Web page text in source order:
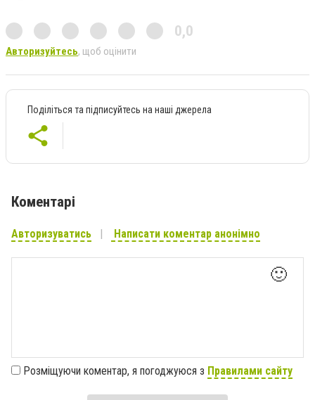
0,0
Авторизуйтесь, щоб оцінити
Поділіться та підписуйтесь на наші джерела
Коментарі
Авторизуватись Написати коментар анонімно
🙂
Розміщуючи коментар, я погоджуюся з Правилами сайту